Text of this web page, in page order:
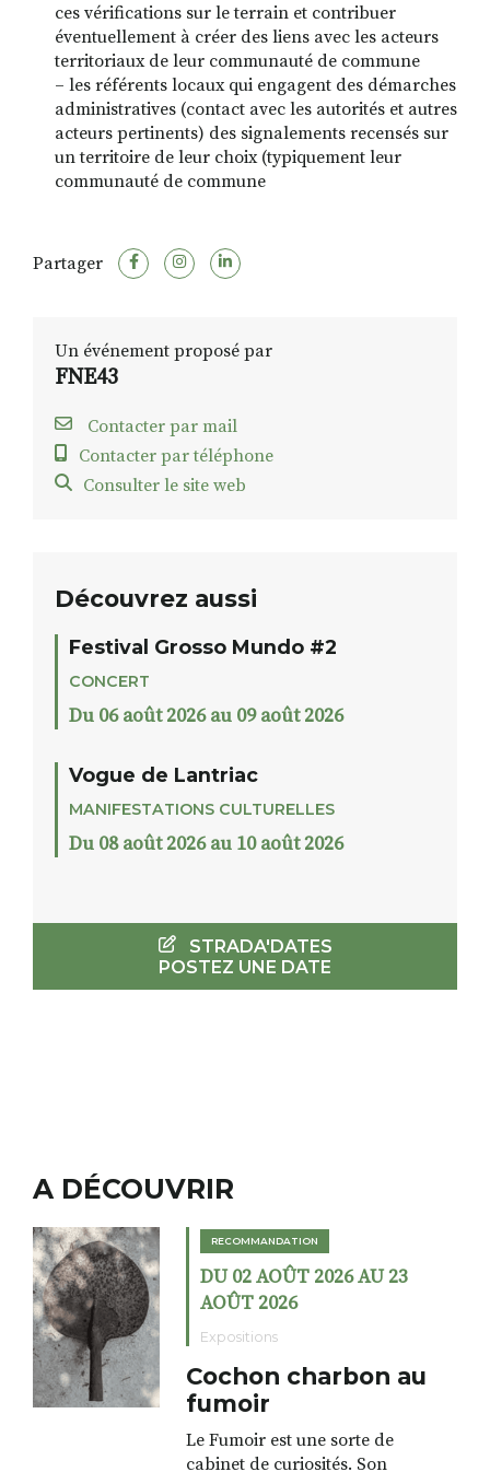
ces vérifications sur le terrain et contribuer
éventuellement à créer des liens avec les acteurs
territoriaux de leur communauté de commune
– les référents locaux qui engagent des démarches
administratives (contact avec les autorités et autres
acteurs pertinents) des signalements recensés sur
un territoire de leur choix (typiquement leur
communauté de commune
Partager
Un événement proposé par
FNE43
Contacter par mail
Contacter par téléphone
Consulter le site web
Découvrez aussi
Festival Grosso Mundo #2
CONCERT
Du 06 août 2026 au 09 août 2026
Vogue de Lantriac
MANIFESTATIONS CULTURELLES
Du 08 août 2026 au 10 août 2026
STRADA'DATES
POSTEZ UNE DATE
A DÉCOUVRIR
RECOMMANDATION
DU 02 AOÛT 2026 AU 23
AOÛT 2026
Expositions
Cochon charbon au
fumoir
Le Fumoir est une sorte de
cabinet de curiosités. Son